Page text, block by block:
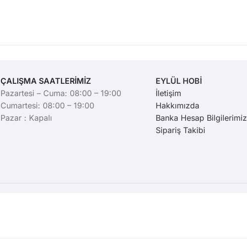
ÇALIŞMA SAATLERİMİZ
Pazartesi – Cuma: 08:00 – 19:00
Cumartesi: 08:00 – 19:00
Pazar : Kapalı
EYLÜL HOBİ
İletişim
Hakkımızda
Banka Hesap Bilgilerimiz
Sipariş Takibi